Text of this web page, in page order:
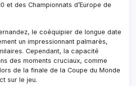
et des Championnats d’Europe de
le coéquipier de longue date
un impressionnant palmarès,
Cependant, la capacité
des moments cruciaux, comme
de la finale de la Coupe du Monde
sur le jeu.